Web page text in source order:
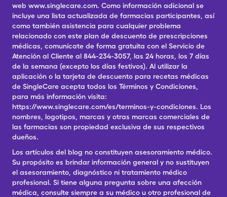
web www.singlecare.com. Como información adicional se
incluye una lista actualizada de farmacias participantes, así
como también asistencia para cualquier problema
relacionado con este plan de descuento de prescripciones
médicas, comunícate de forma gratuita con el Servicio de
Atención al Cliente al 844-234-3057, las 24 horas, los 7 días
de la semana (excepto los días festivos). Al utilizar la
aplicación o la tarjeta de descuento para recetas médicas
de SingleCare acepta todos los Términos y Condiciones,
para más información visita:
https://www.singlecare.com/es/terminos-y-condiciones. Los
nombres, logotipos, marcas y otras marcas comerciales de
las farmacias son propiedad exclusiva de sus respectivos
dueños.
Los artículos del blog no constituyen asesoramiento médico.
Su propósito es brindar información general y no sustituyen
el asesoramiento, diagnóstico ni tratamiento médico
profesional. Si tiene alguna pregunta sobre una afección
médica, consulte siempre a su médico u otro profesional de